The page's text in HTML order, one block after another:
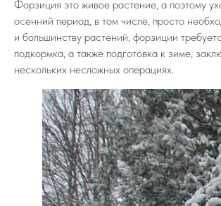
Форзиция это живое растение, а поэтому
осенний период, в том числе, просто
и большинству растений, форзиции
подкормка, а также подготовка к зиме,
нескольких несложных операциях.